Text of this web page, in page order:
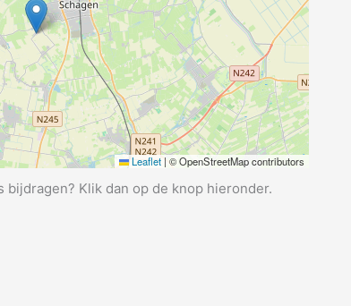
Leaflet | © OpenStreetMap contributors
Klik dan op de knop hieronder.